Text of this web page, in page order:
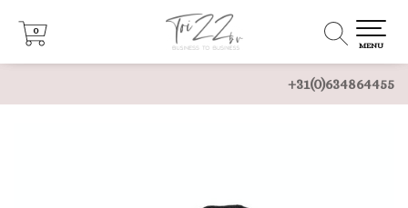
+31(0)634864455
0
0
MENU